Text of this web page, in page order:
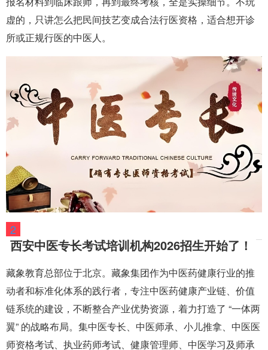
虚的，只讲怎么把民间技艺变成合法行医资格，适合想开诊
所或正规行医的中医人。
2
西安中医专长考试培训机构2026招生开始了！
藏象教育总部位于北京。藏象集团作为中医药健康行业的推
动者和标准化体系的践行者，专注中医药健康产业链、价值
链系统的建设，不断整合产业优势资源，着力打造了 “一体两
翼” 的战略布局。集中医专长、中医师承、小儿推拿、中医医
师资格考试、执业药师考试、健康管理师、中医学习及师承